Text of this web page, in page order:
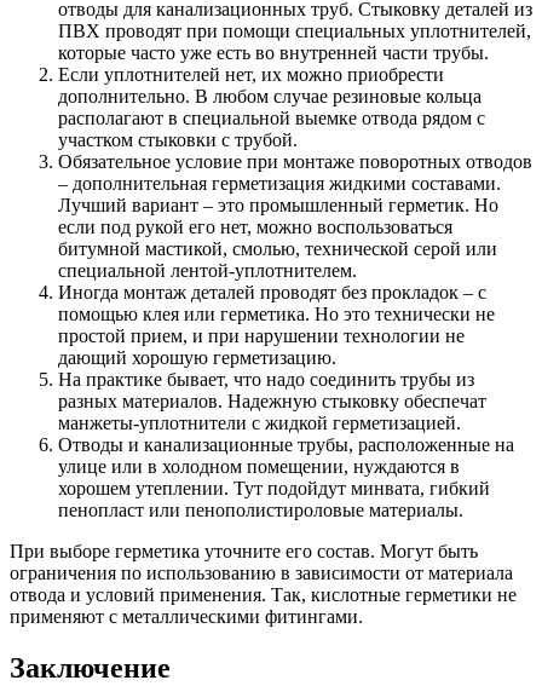
отводы для канализационных труб. Стыковку деталей из
ПВХ проводят при помощи специальных уплотнителей,
которые часто уже есть во внутренней части трубы.
Если уплотнителей нет, их можно приобрести
дополнительно. В любом случае резиновые кольца
располагают в специальной выемке отвода рядом с
участком стыковки с трубой.
Обязательное условие при монтаже поворотных отводов
– дополнительная герметизация жидкими составами.
Лучший вариант – это промышленный герметик. Но
если под рукой его нет, можно воспользоваться
битумной мастикой, смолью, технической серой или
специальной лентой-уплотнителем.
Иногда монтаж деталей проводят без прокладок – с
помощью клея или герметика. Но это технически не
простой прием, и при нарушении технологии не
дающий хорошую герметизацию.
На практике бывает, что надо соединить трубы из
разных материалов. Надежную стыковку обеспечат
манжеты-уплотнители с жидкой герметизацией.
Отводы и канализационные трубы, расположенные на
улице или в холодном помещении, нуждаются в
хорошем утеплении. Тут подойдут минвата, гибкий
пенопласт или пенополистироловые материалы.
При выборе герметика уточните его состав. Могут быть
ограничения по использованию в зависимости от материала
отвода и условий применения. Так, кислотные герметики не
применяют с металлическими фитингами.
Заключение